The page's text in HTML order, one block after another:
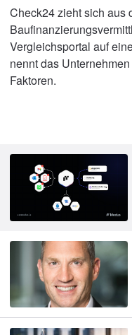
Check24 zieht sich aus
Vergleichsportal auf
nennt das
Faktoren.